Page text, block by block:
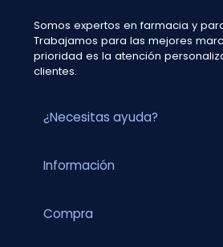
Somos expertos en farmacia y
Trabajamos para las mejores
prioridad es la atención
clientes.
¿Necesitas ayuda?
Información
Compra